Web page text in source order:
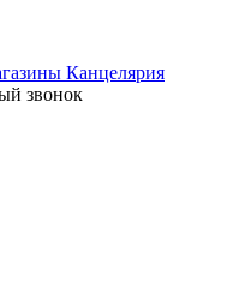
Канцелярия
звонок